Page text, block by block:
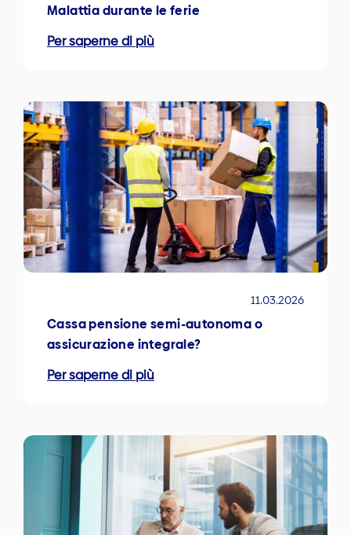
Malattia durante le ferie
Per saperne di più
11.03.2026
Cassa pensione semi-autonoma o
assicurazione integrale?
Per saperne di più